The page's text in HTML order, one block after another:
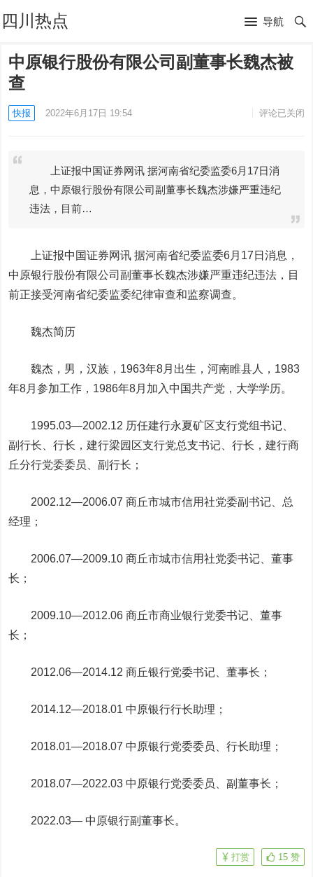
四川热点 导航
中原银行股份有限公司副董事长魏杰被
查
快报 2022年6月17日 19:54 评论已关闭
上证报中国证券网讯 据河南省纪委监委6月17日消
息，中原银行股份有限公司副董事长魏杰涉嫌严重违纪
违法，目前…
上证报中国证券网讯 据河南省纪委监委6月17日消息，
中原银行股份有限公司副董事长魏杰涉嫌严重违纪违法，目
前正接受河南省纪委监委纪律审查和监察调查。
魏杰简历
魏杰，男，汉族，1963年8月出生，河南睢县人，1983
年8月参加工作，1986年8月加入中国共产党，大学学历。
1995.03—2002.12 历任建行永夏矿区支行党组书记、
副行长、行长，建行梁园区支行党总支书记、行长，建行商
丘分行党委委员、副行长；
2002.12—2006.07 商丘市城市信用社党委副书记、总
经理；
2006.07—2009.10 商丘市城市信用社党委书记、董事
长；
2009.10—2012.06 商丘市商业银行党委书记、董事
长；
2012.06—2014.12 商丘银行党委书记、董事长；
2014.12—2018.01 中原银行行长助理；
2018.01—2018.07 中原银行党委委员、行长助理；
2018.07—2022.03 中原银行党委委员、副董事长；
2022.03— 中原银行副董事长。
15 赞
打赏